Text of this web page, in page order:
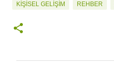
KIŞISEL GELIŞIM REHBER